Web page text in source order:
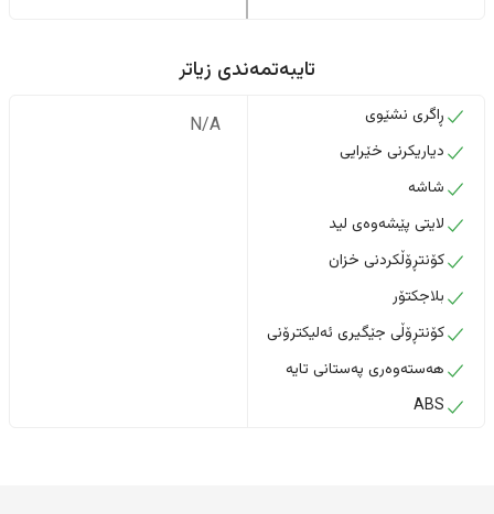
تایبەتمەندی زیاتر
ڕاگری نشێوی
دیاریکرنی خێرایی
شاشە
لایتی پێشەوەی لید
کۆنتڕۆڵکردنی خزان
بلاجکتۆر
کۆنتڕۆڵی جێگیری ئەلیکترۆنی
هەستەوەری پەستانی تایە
ABS
N/A